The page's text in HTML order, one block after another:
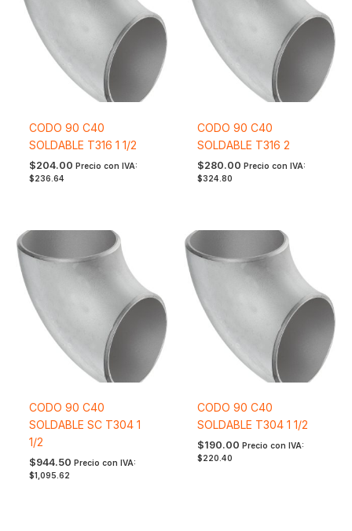
CODO 90 C40
SOLDABLE T316 1 1/2
$204.00 Precio con IVA:
$236.64
CODO 90 C40
SOLDABLE T316 2
$280.00 Precio con IVA:
$324.80
CODO 90 C40
SOLDABLE SC T304 1
1/2
$944.50 Precio con IVA:
$1,095.62
CODO 90 C40
SOLDABLE T304 1 1/2
$190.00 Precio con IVA:
$220.40